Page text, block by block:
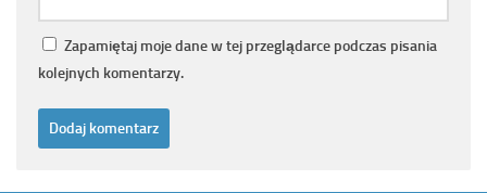
Zapamiętaj moje dane w tej przeglądarce podczas pisania
kolejnych komentarzy.